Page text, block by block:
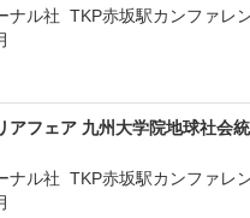
ナル社 TKP赤坂駅カンファレ
アフェア 九州大学院地球社会
ナル社 TKP赤坂駅カンファレ